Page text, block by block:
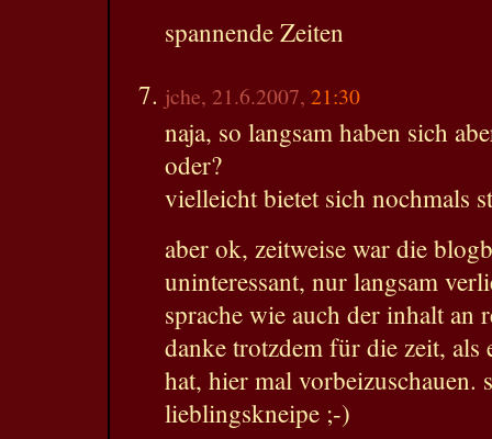
spannende Zeiten
jche, 21.6.2007, 21:30
naja, so langsam haben sich
oder?
vielleicht bietet sich nochmals
aber ok, zeitweise war die
uninteressant, nur langsam
sprache wie auch der inhalt an
danke trotzdem für die zeit, als
hat, hier mal vorbeizuschauen.
lieblingskneipe ;-)